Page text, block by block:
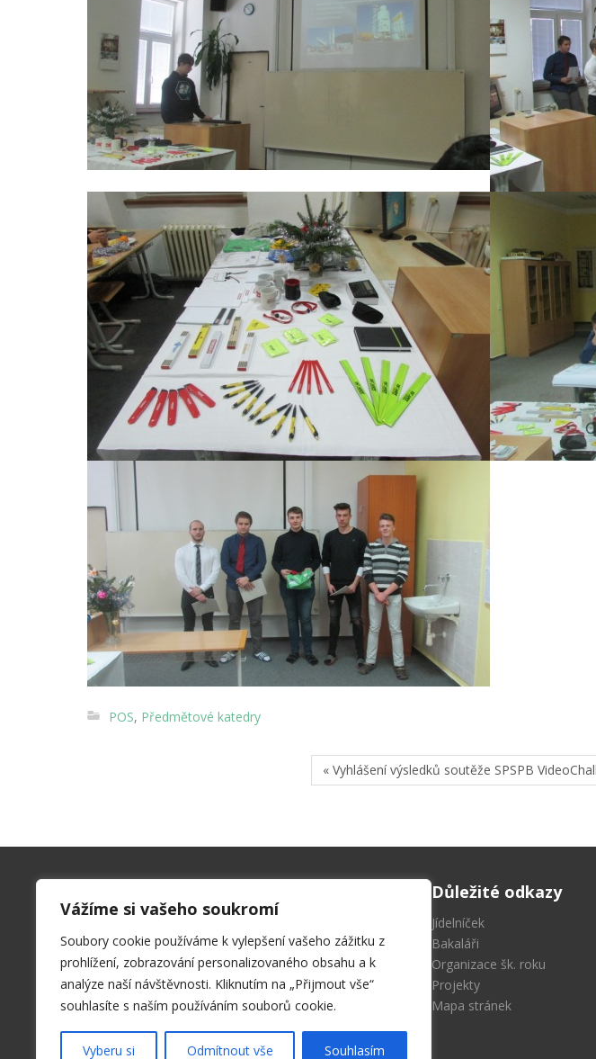
Vážíme si vašeho soukromí
Soubory cookie používáme k vylepšení vašeho zážitku z
prohlížení, zobrazování personalizovaného obsahu a k
analýze naší návštěvnosti. Kliknutím na „Přijmout vše“
souhlasíte s naším používáním souborů cookie.
Vyberu si Odmítnout vše Souhlasím
POS, Předmětové katedry
« Vyhlášení výsledků soutěže SPSPB
Hrabákova 271, 261 01 Příbram II
sekret@spspb.cz
+420 326 551 611
Důležité odkazy
Jídelníček
Bakaláři
Organizace šk. roku
Projekty
Mapa stránek